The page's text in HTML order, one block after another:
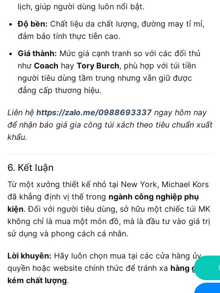
lịch, giúp người dùng luôn nổi bật.
Độ bền: Chất liệu da chất lượng, đường may tỉ mỉ,
đảm bảo tính thực tiễn cao.
Giá thành: Mức giá cạnh tranh so với các đối thủ
như Coach hay Tory Burch, phù hợp với túi tiền
người tiêu dùng tầm trung nhưng vẫn giữ được
đẳng cấp thương hiệu.
Liên hệ https://zalo.me/0988693337 ngay hôm nay
để nhận báo giá gia công túi xách theo tiêu chuẩn xuất
khẩu.
6. Kết luận
Từ một xưởng thiết kế nhỏ tại New York, Michael Kors
đã khẳng định vị thế trong ngành công nghiệp phụ
kiện. Đối với người tiêu dùng, sở hữu một chiếc túi MK
không chỉ là mua một món đồ, mà là đầu tư vào giá trị
sử dụng và phong cách cá nhân.
Lời khuyên: Hãy luôn chọn mua tại các cửa hàng ủy
quyền hoặc website chính thức để tránh xa hàng giả
kém chất lượng.